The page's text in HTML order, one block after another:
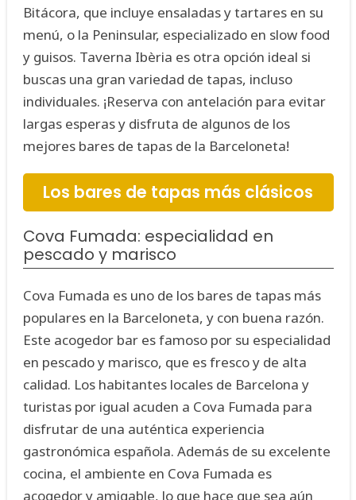
Bitácora, que incluye ensaladas y tartares en su
menú, o la Peninsular, especializado en slow food
y guisos. Taverna Ibèria es otra opción ideal si
buscas una gran variedad de tapas, incluso
individuales. ¡Reserva con antelación para evitar
largas esperas y disfruta de algunos de los
mejores bares de tapas de la Barceloneta!
Los bares de tapas más clásicos
Cova Fumada: especialidad en
pescado y marisco
Cova Fumada es uno de los bares de tapas más
populares en la Barceloneta, y con buena razón.
Este acogedor bar es famoso por su especialidad
en pescado y marisco, que es fresco y de alta
calidad. Los habitantes locales de Barcelona y
turistas por igual acuden a Cova Fumada para
disfrutar de una auténtica experiencia
gastronómica española. Además de su excelente
cocina, el ambiente en Cova Fumada es
acogedor y amigable, lo que hace que sea aún